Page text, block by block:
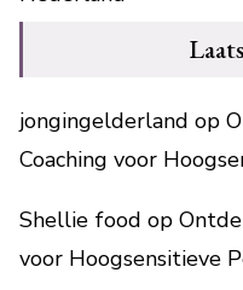
jongingelderland op
Coaching voor
Shellie food op
voor Hoogsensitieve